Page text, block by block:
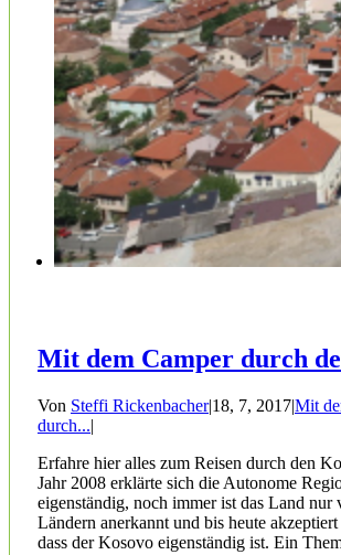
Mit dem Camper durch
Von Steffi Rickenbacher|18, 7, 2017|Mit
durch...|
Erfahre hier alles zum Reisen durch den
Jahr 2008 erklärte sich die Autonome
eigenständig, noch immer ist das Land nur
Ländern anerkannt und bis heute
dass der Kosovo eigenständig ist. Ein